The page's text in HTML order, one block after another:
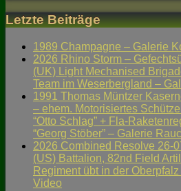
Letzte Beiträge
1989 Champagne – Galerie
2026 Rhino Storm –
(UK) Light Mechanised
Team im Weserbergland –
1991 Thomas Müntzer
– ehem. Motorisiertes
“Otto Schlag” + Fla-
“Georg Stöber” – Galerie
2026 Combined Resolve 26-
(US) Battalion, 82nd Field
Regiment übt in der
Video